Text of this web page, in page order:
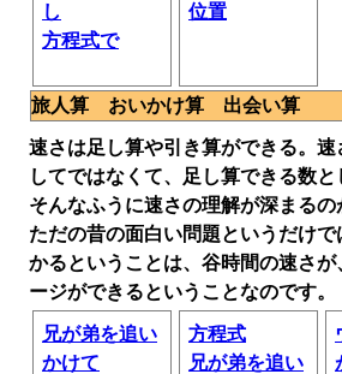
し
方程式で
位置
旅人算 おいかけ算 出会い算
速さは足し算や引き算ができる。速
してではなくて、足し算できる数と
そんなふうに速さの理解が深まるの
ただの昔の面白い問題というだけ
かるということは、谷時間の速さが
ージができるということなのです。
兄が弟を追い
かけて
方程式
兄が弟を追い